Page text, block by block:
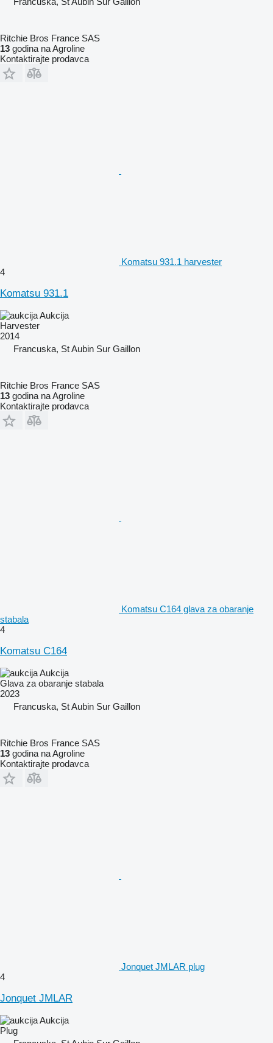
Ritchie Bros France SAS
13 godina na Agroline
Kontaktirajte prodavca
Komatsu 931.1 harvester
4
Komatsu 931.1
Aukcija
Harvester
2014
Francuska, St Aubin Sur Gaillon
Ritchie Bros France SAS
13 godina na Agroline
Kontaktirajte prodavca
Komatsu C164 glava za obaranje
stabala
4
Komatsu C164
Aukcija
Glava za obaranje stabala
2023
Francuska, St Aubin Sur Gaillon
Ritchie Bros France SAS
13 godina na Agroline
Kontaktirajte prodavca
Jonquet JMLAR plug
4
Jonquet JMLAR
Aukcija
Plug